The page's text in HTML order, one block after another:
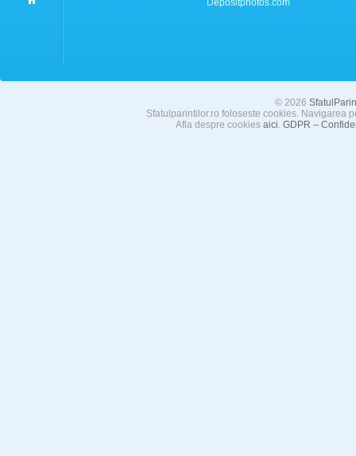
© 2026
Sfatulparintilor.ro foloseste cookies. Navigarea
Afla despre cookies aici GDPR –